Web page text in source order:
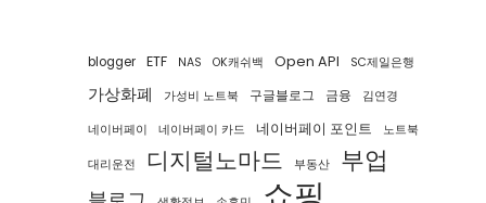
blogger ETF NAS OK캐쉬백 Open API SC제일은행
가상화폐 가성비 노트북 구글블로그 금융 김연경
네이버페이 네이버페이 카드 네이버페이 포인트 노트북
대리운전 디지털노마드 부동산 부업